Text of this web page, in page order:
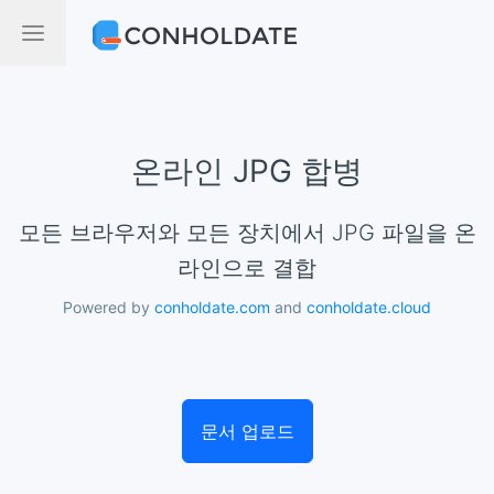
온라인 JPG 합병
모든 브라우저와 모든 장치에서 JPG 파일을 온
라인으로 결합
Powered by conholdate.com and conholdate.cloud
문서 업로드